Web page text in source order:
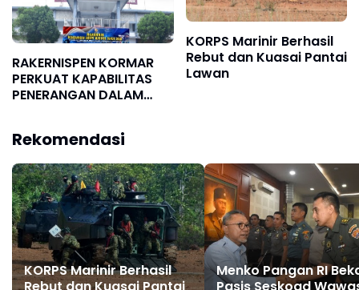
RAKERNISPEN KORMAR
PERKUAT KAPABILITAS
PENERANGAN DALAM
KORPS Marinir Berhasil
Rebut dan Kuasai Pantai
Lawan
Rekomendasi
KORPS Marinir Berhasil
Rebut dan Kuasai Pantai
Menko Pangan RI